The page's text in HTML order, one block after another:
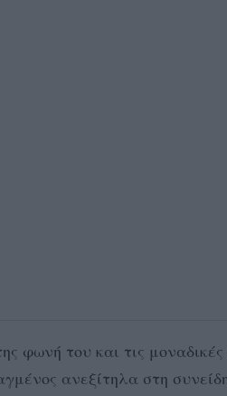
φωνή του και τις
ανεξίτηλα στη